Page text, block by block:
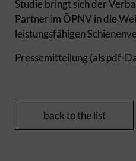
Studie bringt sich der
Partner im ÖPNV in die
leistungsfähigen
Pressemitteilung (als pdf-
back to the list